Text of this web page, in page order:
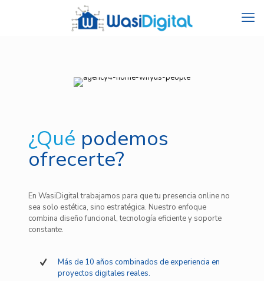
¿Qué podemos
ofrecerte?
En WasiDigital trabajamos para que tu presencia online no
sea solo estética, sino estratégica. Nuestro enfoque
combina diseño funcional, tecnología eficiente y soporte
constante.
Más de 10 años combinados de experiencia en
proyectos digitales reales.